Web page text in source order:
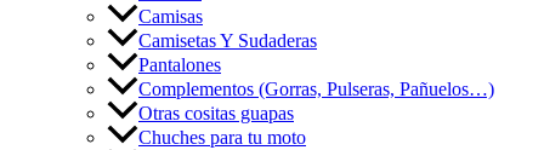
Camisas
Camisetas Y Sudaderas
Pantalones
Complementos (Gorras, Pulseras, Pañuelos…)
Otras cositas guapas
Chuches para tu moto